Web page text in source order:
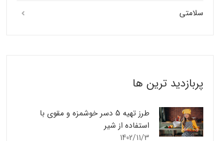
سلامتی
پربازدید ترین ها
طرز تهیه 5 دسر خوشمزه و مقوی با
استفاده از شیر
1402/11/3